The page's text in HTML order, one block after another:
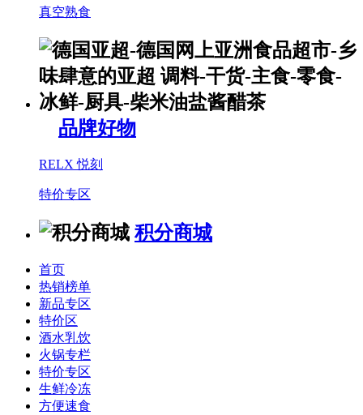
真空熟食
品牌好物
RELX 悦刻
特价专区
积分商城
首页
热销榜单
新品专区
特价区
酒水乳饮
火锅专栏
特价专区
生鲜冷冻
方便速食